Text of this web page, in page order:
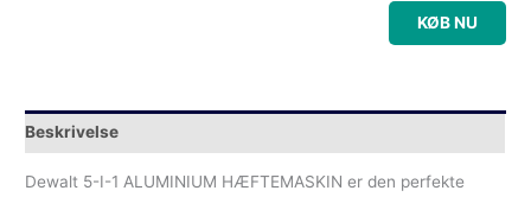
KØB NU
Beskrivelse
Dewalt 5-I-1 ALUMINIUM HÆFTEMASKIN er den perfekte